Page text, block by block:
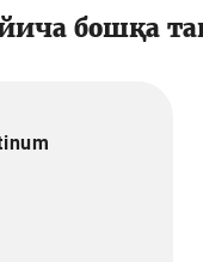
бошқа